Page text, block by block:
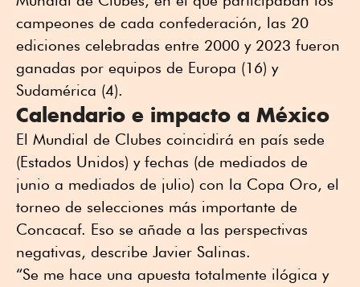
campeones de cada confederación, las 20
ediciones celebradas entre 2000 y 2023 fueron
ganadas por equipos de Europa (16) y
Sudamérica (4).
Calendario e impacto a México
El Mundial de Clubes coincidirá en país sede
(Estados Unidos) y fechas (de mediados de
junio a mediados de julio) con la Copa Oro, el
torneo de selecciones más importante de
Concacaf. Eso se añade a las perspectivas
negativas, describe Javier Salinas.
“Se me hace una apuesta totalmente ilógica y